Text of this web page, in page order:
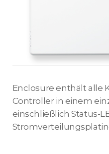
Enclosure enthält alle
Controller in einem
einschließlich Status-